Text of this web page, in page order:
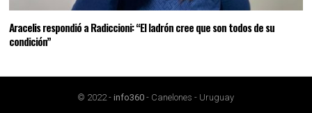
Aracelis respondió a Radiccioni: “El ladrón cree que son todos de su
condición”
© 2022 -info360 - Canelones - Uruguay